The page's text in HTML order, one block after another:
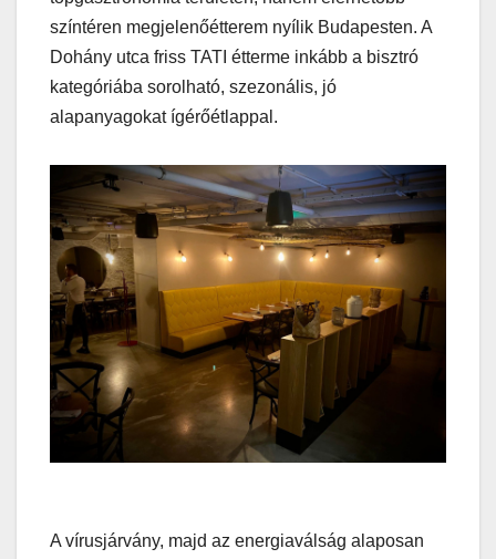
színtéren megjelenőétterem nyílik Budapesten. A
Dohány utca friss TATI étterme inkább a bisztró
kategóriába sorolható, szezonális, jó
alapanyagokat ígérőétlappal.
A vírusjárvány, majd az energiaválság alaposan